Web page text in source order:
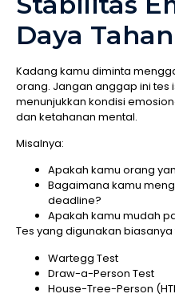
Daya Tahan
Kadang kamu diminta
orang. Jangan anggap ini tes
menunjukkan kondisi
dan ketahanan mental.
Misalnya:
Apakah kamu orang
Bagaimana kamu
deadline?
Apakah kamu mudah
Tes yang digunakan
Wartegg Test
Draw-a-Person Test
House-Tree-Person